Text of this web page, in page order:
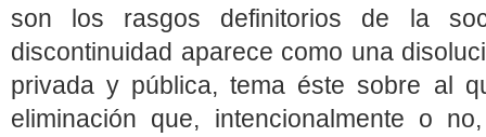
son los rasgos definitorios de la
discontinuidad aparece como una
privada y pública, tema éste sobre al
eliminación que, intencionalmente o